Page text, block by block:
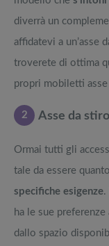
diverrà un
affidatevi a un’asse
troverete di ottima
propri mobiletti asse
2 Asse da
Ormai tutti gli
tale da essere
specifiche esigenze.
ha le sue
dallo spazio